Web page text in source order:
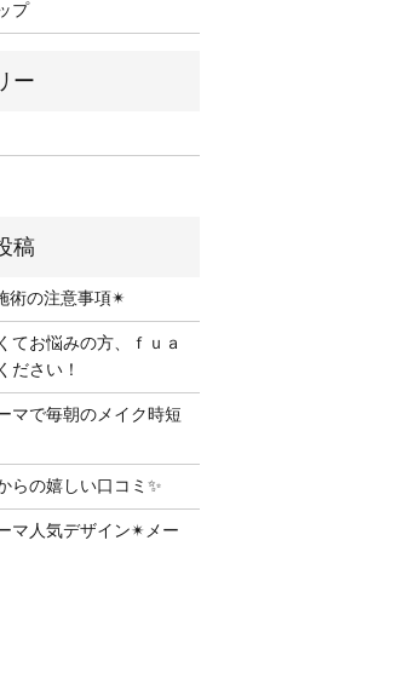
プ
術の注意事項✴︎
てお悩みの方、ｆｕａ
ださい！
マで毎朝のメイク時短
らの嬉しい口コミ✨
マ人気デザイン✴︎メー